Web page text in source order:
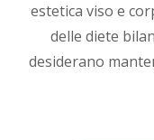
estetica viso e
delle diete
desiderano